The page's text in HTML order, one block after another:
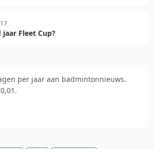
jaar Fleet Cup?
per jaar aan badmintonnieuws.